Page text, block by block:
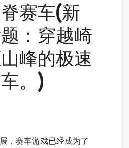
赛车(新
：穿越崎
峰的极速
。)
，赛车游戏已经成为了